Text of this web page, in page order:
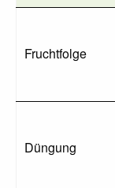
Fruchtfolge
Düngung